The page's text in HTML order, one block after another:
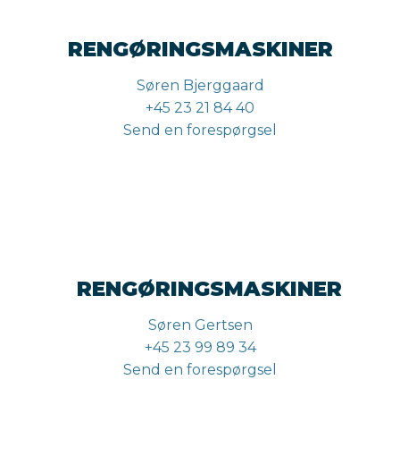
RENGØRINGSMASKINER
Søren Bjerggaard
+45 23 21 84 40
Send en forespørgsel
RENGØRINGSMASKINER
Søren Gertsen
+45 23 99 89 34
Send en forespørgsel